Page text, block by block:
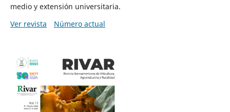
medio y extensión universitaria.
Ver revista
Número actual